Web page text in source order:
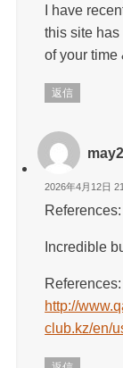
I have
this site
of your time
返信
2026年4月12日
References:
Incredible
References:
http://
club.kz/en/